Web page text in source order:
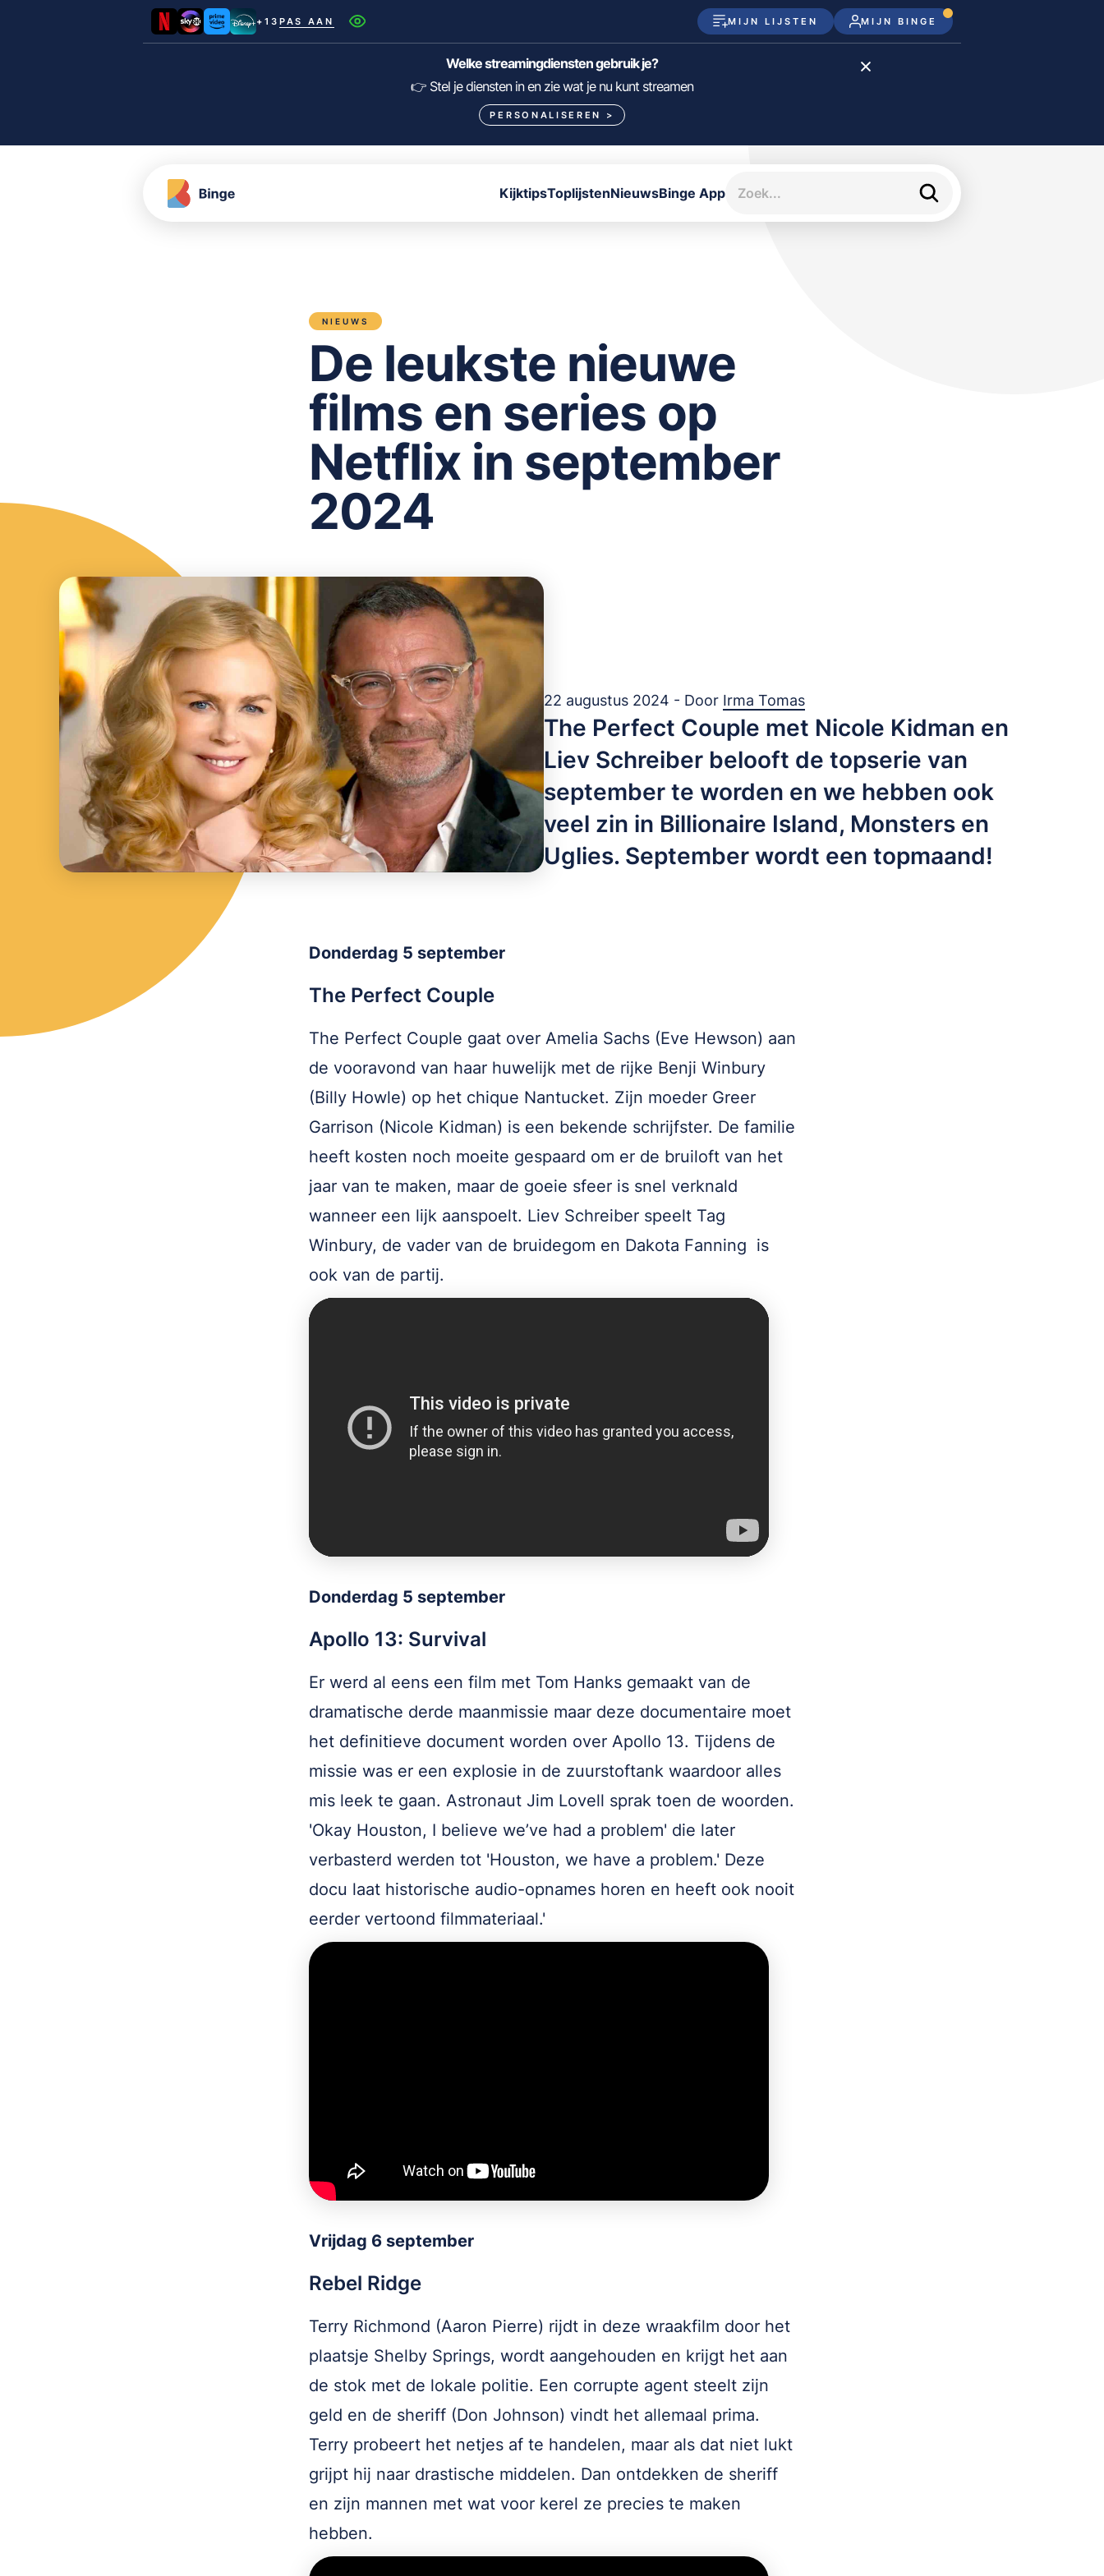
+13 PAS AAN MIJN LIJSTEN MIJN BINGE
Netflix SkyShowtime Prime Video Disney+
HBO Max NPO Start
Pathé Thuis
Welke streamingdiensten gebruik je?
👉 Stel je diensten in en zie wat je nu kunt streamen
PERSONALISEREN >
KijktipsToplijstenNieuwsBinge App
NIEUWS
De leukste nieuwe
films en series op
Netflix in september
2024
22 augustus 2024 - Door Irma Tomas
The Perfect Couple met Nicole Kidman en
Liev Schreiber belooft de topserie van
september te worden en we hebben ook
veel zin in Billionaire Island, Monsters en
Uglies. September wordt een topmaand!
Donderdag 5 september
The Perfect Couple
The Perfect Couple gaat over Amelia Sachs (Eve Hewson) aan
de vooravond van haar huwelijk met de rijke Benji Winbury
(Billy Howle) op het chique Nantucket. Zijn moeder Greer
Garrison (Nicole Kidman) is een bekende schrijfster. De familie
heeft kosten noch moeite gespaard om er de bruiloft van het
jaar van te maken, maar de goeie sfeer is snel verknald
wanneer een lijk aanspoelt. Liev Schreiber speelt Tag
Winbury, de vader van de bruidegom en Dakota Fanning is
ook van de partij.
Donderdag 5 september
Apollo 13: Survival
Er werd al eens een film met Tom Hanks gemaakt van de
dramatische derde maanmissie maar deze documentaire moet
het definitieve document worden over Apollo 13. Tijdens de
missie was er een explosie in de zuurstoftank waardoor alles
mis leek te gaan. Astronaut Jim Lovell sprak toen de woorden.
'Okay Houston, I believe we’ve had a problem' die later
verbasterd werden tot 'Houston, we have a problem.' Deze
docu laat historische audio-opnames horen en heeft ook nooit
eerder vertoond filmmateriaal.'
Vrijdag 6 september
Rebel Ridge
Terry Richmond (Aaron Pierre) rijdt in deze wraakfilm door het
plaatsje Shelby Springs, wordt aangehouden en krijgt het aan
de stok met de lokale politie. Een corrupte agent steelt zijn
geld en de sheriff (Don Johnson) vindt het allemaal prima.
Terry probeert het netjes af te handelen, maar als dat niet lukt
grijpt hij naar drastische middelen. Dan ontdekken de sheriff
en zijn mannen met wat voor kerel ze precies te maken
hebben.